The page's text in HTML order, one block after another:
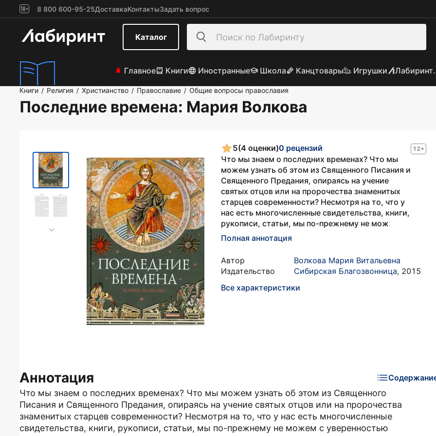
8 800 600-95-25ДоставкаКонтактыЗадать вопрос
Каталог
Главное Книги Иностранные Школа Канцтовары Игрушки
Книги / Религия / Христианство / Православие / Общие вопросы православия
Последние времена: Мария Волкова
12+
5(4 оценки)0 рецензий
Что мы знаем о последних временах? Что мы
можем узнать об этом из Священного Писания и
Священного Предания, опираясь на учение
святых отцов или на пророчества знаменитых
старцев современности? Несмотря на то, что у
нас есть многочисленные свидетельства, книги,
рукописи, статьи, мы по-прежнему не мож
Полная аннотация
Автор
Волкова Мария Витальевна
Издательство
Сибирская Благозвонница, 2015
Все характеристики
Аннотация
Что мы знаем о последних временах? Что мы можем узнать об этом из Священного
Писания и Священного Предания, опираясь на учение святых отцов или на пророчества
знаменитых старцев современности? Несмотря на то, что у нас есть многочисленные
свидетельства, книги, рукописи, статьи, мы по-прежнему не можем с уверенностью